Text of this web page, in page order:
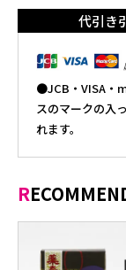
代引き
●JCB・VISA・
スのマークの入
れます。